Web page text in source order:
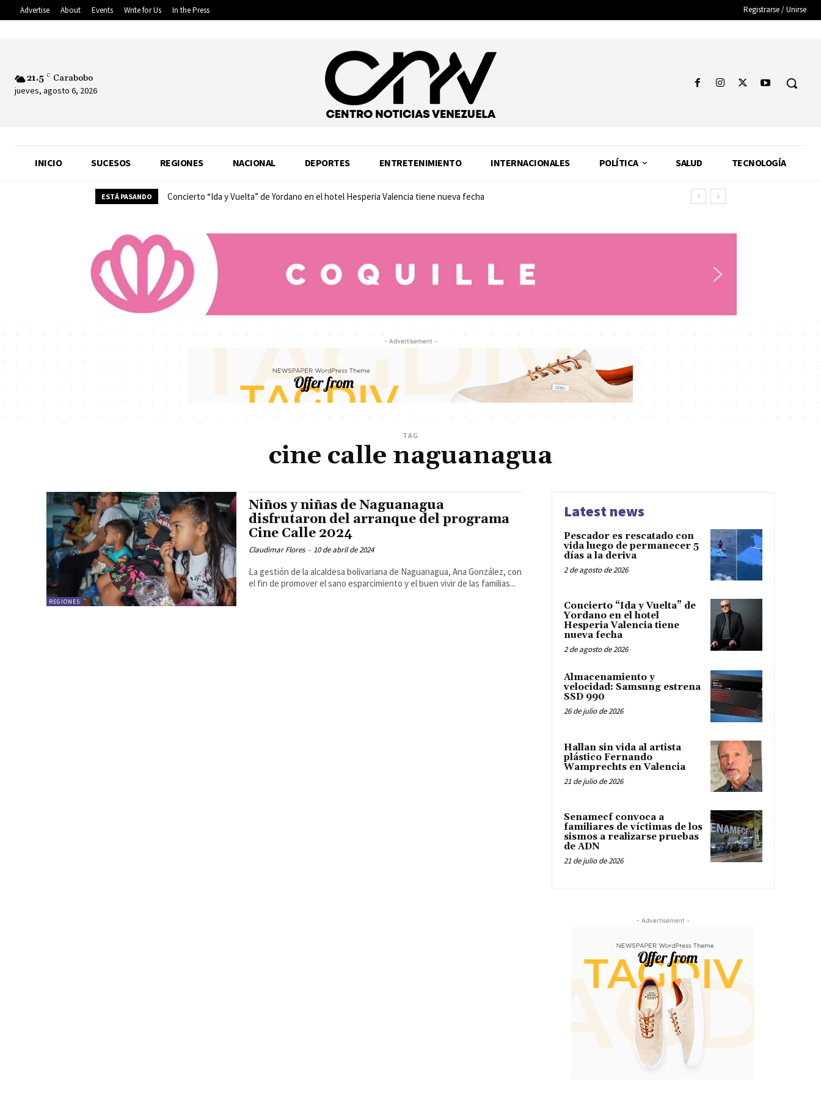
Advertise About Events Write for Us In the Press Registrarse / Unirse
21.5 C Carabobo
jueves, agosto 6, 2026
INICIO SUCESOS REGIONES NACIONAL DEPORTES ENTRETENIMIENTO INTERNACIONALES POLÍTICA SALUD TECNOLOGÍA
ESTÁ PASANDO Concierto “Ida y Vuelta” de Yordano en el hotel Hesperia Valencia tiene nueva fecha
- Advertisement -
TAG
cine calle naguanagua
REGIONES
Niños y niñas de Naguanagua
disfrutaron del arranque del programa
Cine Calle 2024
Claudimar Flores - 10 de abril de 2024
La gestión de la alcaldesa bolivariana de Naguanagua, Ana González, con
el fin de promover el sano esparcimiento y el buen vivir de las familias...
Latest news
Pescador es rescatado con
vida luego de permanecer 5
días a la deriva
2 de agosto de 2026
Concierto “Ida y Vuelta” de
Yordano en el hotel
Hesperia Valencia tiene
nueva fecha
2 de agosto de 2026
Almacenamiento y
velocidad: Samsung estrena
SSD 990
26 de julio de 2026
Hallan sin vida al artista
plástico Fernando
Wamprechts en Valencia
21 de julio de 2026
Senamecf convoca a
familiares de víctimas de los
sismos a realizarse pruebas
de ADN
21 de julio de 2026
- Advertisement -